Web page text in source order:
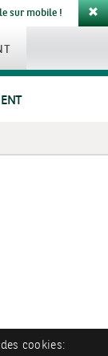
sur mobile !
cookies: